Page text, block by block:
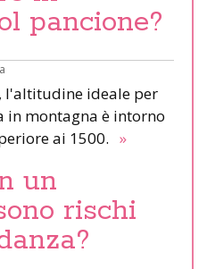
pancione?
l'altitudine ideale per
in montagna è intorno
ai 1500. »
un
rischi